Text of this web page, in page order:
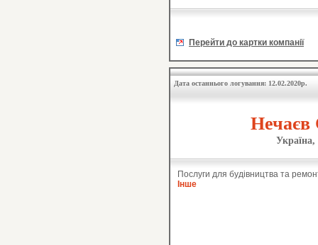
Перейти до картки компанії
Дата останнього логування: 12.02.2020р.
Україна,
Послуги для будівництва та
Інше